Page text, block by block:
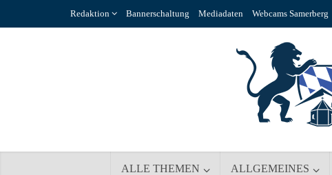
Redaktion Bannerschaltung Mediadaten Webcams Samerberg
ALLE THEMEN ALLGEMEINES